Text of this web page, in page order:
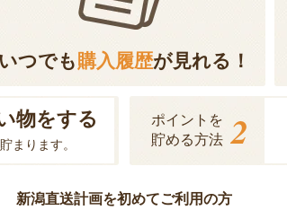
いつでも購入履歴が見れる！
物をする
まります。
ポイントを
貯める方法 2
新潟直送計画を初めてご利用の方